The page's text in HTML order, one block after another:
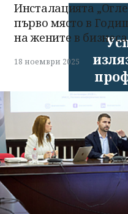
Инсталацията
първо място в
на жените в
18 ноември 2025